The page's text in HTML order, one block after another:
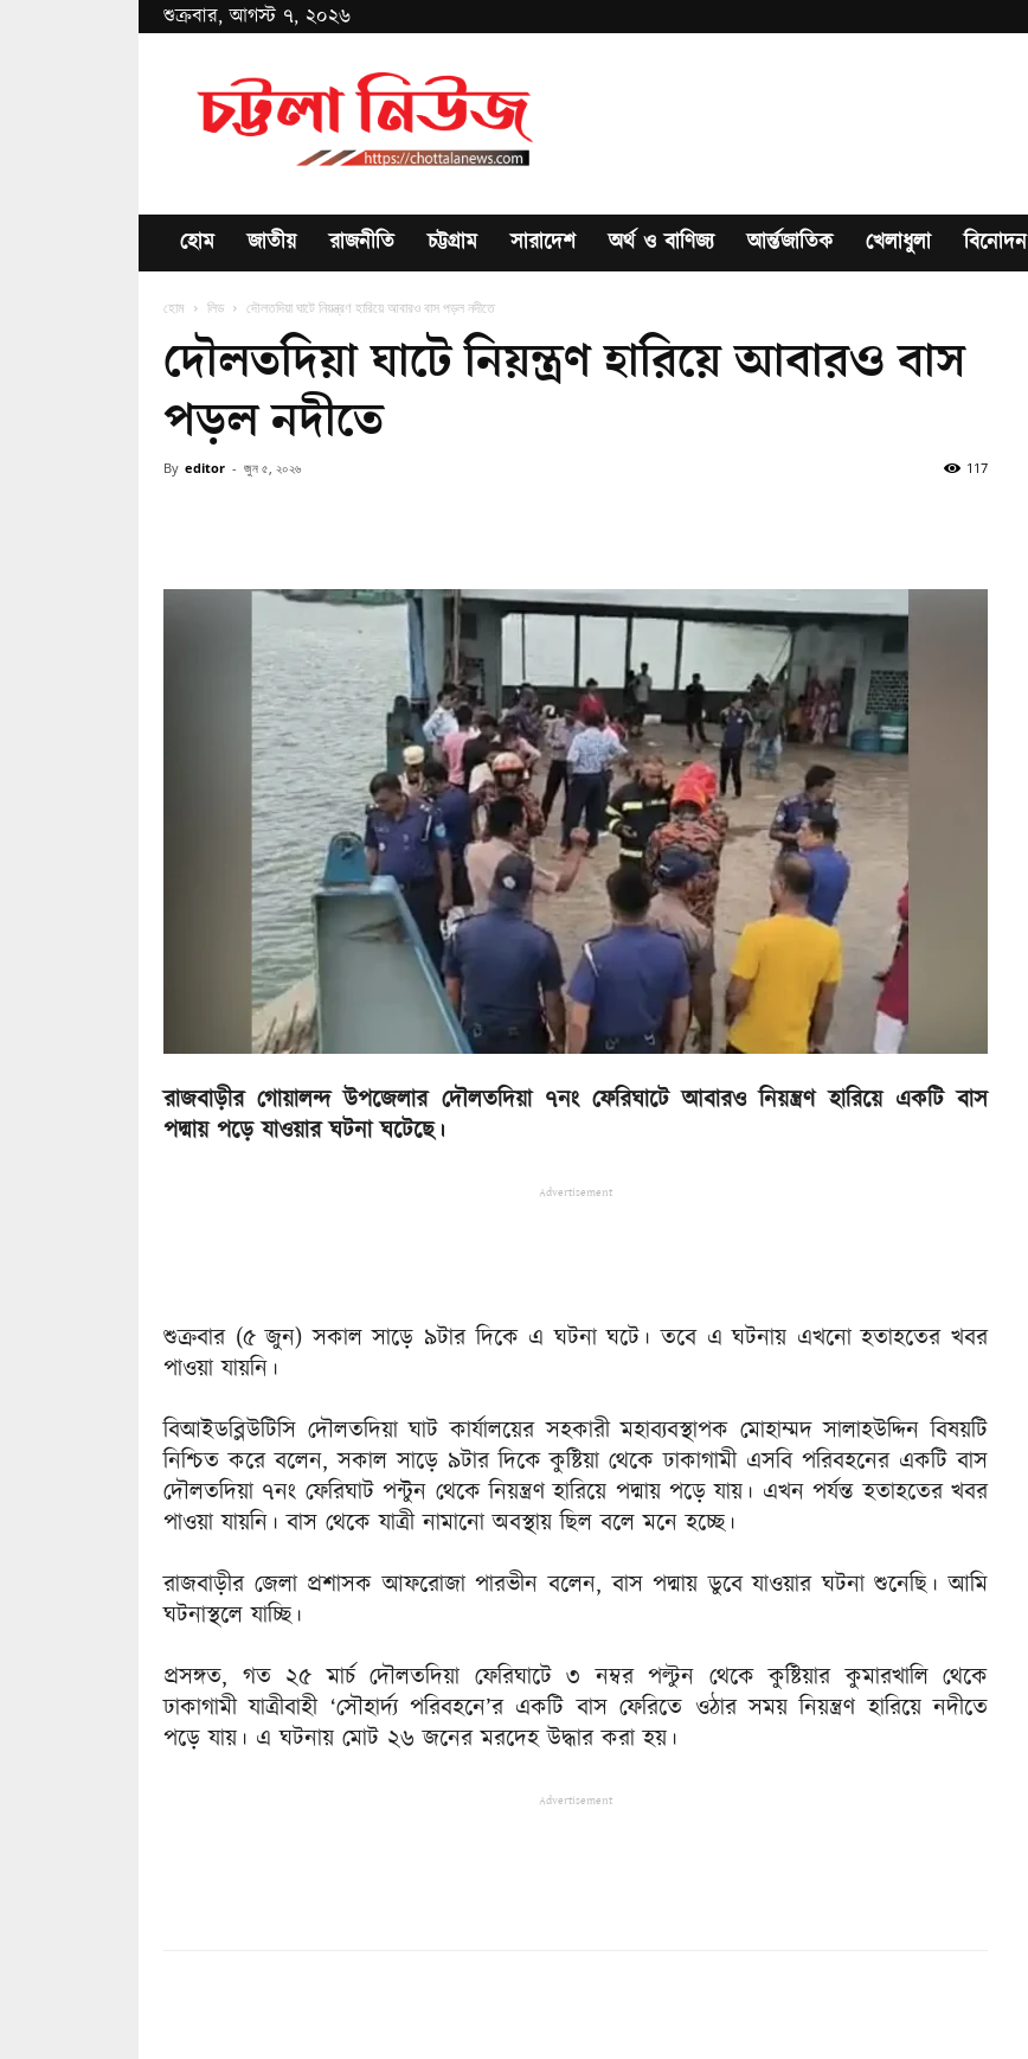
শুক্রবার, আগস্ট ৭, ২০২৬
Chottala
News
হোম জাতীয় রাজনীতি চট্টগ্রাম সারাদেশ অর্থ ও বাণিজ্য আর্ন্তজাতিক খেলাধুলা বিনোদন
হোম লিড দৌলতদিয়া ঘাটে নিয়ন্ত্রণ হারিয়ে আবারও বাস পড়ল নদীতে
দৌলতদিয়া ঘাটে নিয়ন্ত্রণ হারিয়ে আবারও বাস
পড়ল নদীতে
By editor - জুন ৫, ২০২৬ 117
রাজবাড়ীর গোয়ালন্দ উপজেলার দৌলতদিয়া ৭নং ফেরিঘাটে আবারও নিয়ন্ত্রণ হারিয়ে একটি বাস
পদ্মায় পড়ে যাওয়ার ঘটনা ঘটেছে।
Advertisement
শুক্রবার (৫ জুন) সকাল সাড়ে ৯টার দিকে এ ঘটনা ঘটে। তবে এ ঘটনায় এখনো হতাহতের খবর
পাওয়া যায়নি।
বিআইডব্লিউটিসি দৌলতদিয়া ঘাট কার্যালয়ের সহকারী মহাব্যবস্থাপক মোহাম্মদ সালাহউদ্দিন বিষয়টি
নিশ্চিত করে বলেন, সকাল সাড়ে ৯টার দিকে কুষ্টিয়া থেকে ঢাকাগামী এসবি পরিবহনের একটি বাস
দৌলতদিয়া ৭নং ফেরিঘাট পন্টুন থেকে নিয়ন্ত্রণ হারিয়ে পদ্মায় পড়ে যায়। এখন পর্যন্ত হতাহতের খবর
পাওয়া যায়নি। বাস থেকে যাত্রী নামানো অবস্থায় ছিল বলে মনে হচ্ছে।
রাজবাড়ীর জেলা প্রশাসক আফরোজা পারভীন বলেন, বাস পদ্মায় ডুবে যাওয়ার ঘটনা শুনেছি। আমি
ঘটনাস্থলে যাচ্ছি।
প্রসঙ্গত, গত ২৫ মার্চ দৌলতদিয়া ফেরিঘাটে ৩ নম্বর পল্টুন থেকে কুষ্টিয়ার কুমারখালি থেকে
ঢাকাগামী যাত্রীবাহী ‘সৌহার্দ্য পরিবহনে’র একটি বাস ফেরিতে ওঠার সময় নিয়ন্ত্রণ হারিয়ে নদীতে
পড়ে যায়। এ ঘটনায় মোট ২৬ জনের মরদেহ উদ্ধার করা হয়।
Advertisement